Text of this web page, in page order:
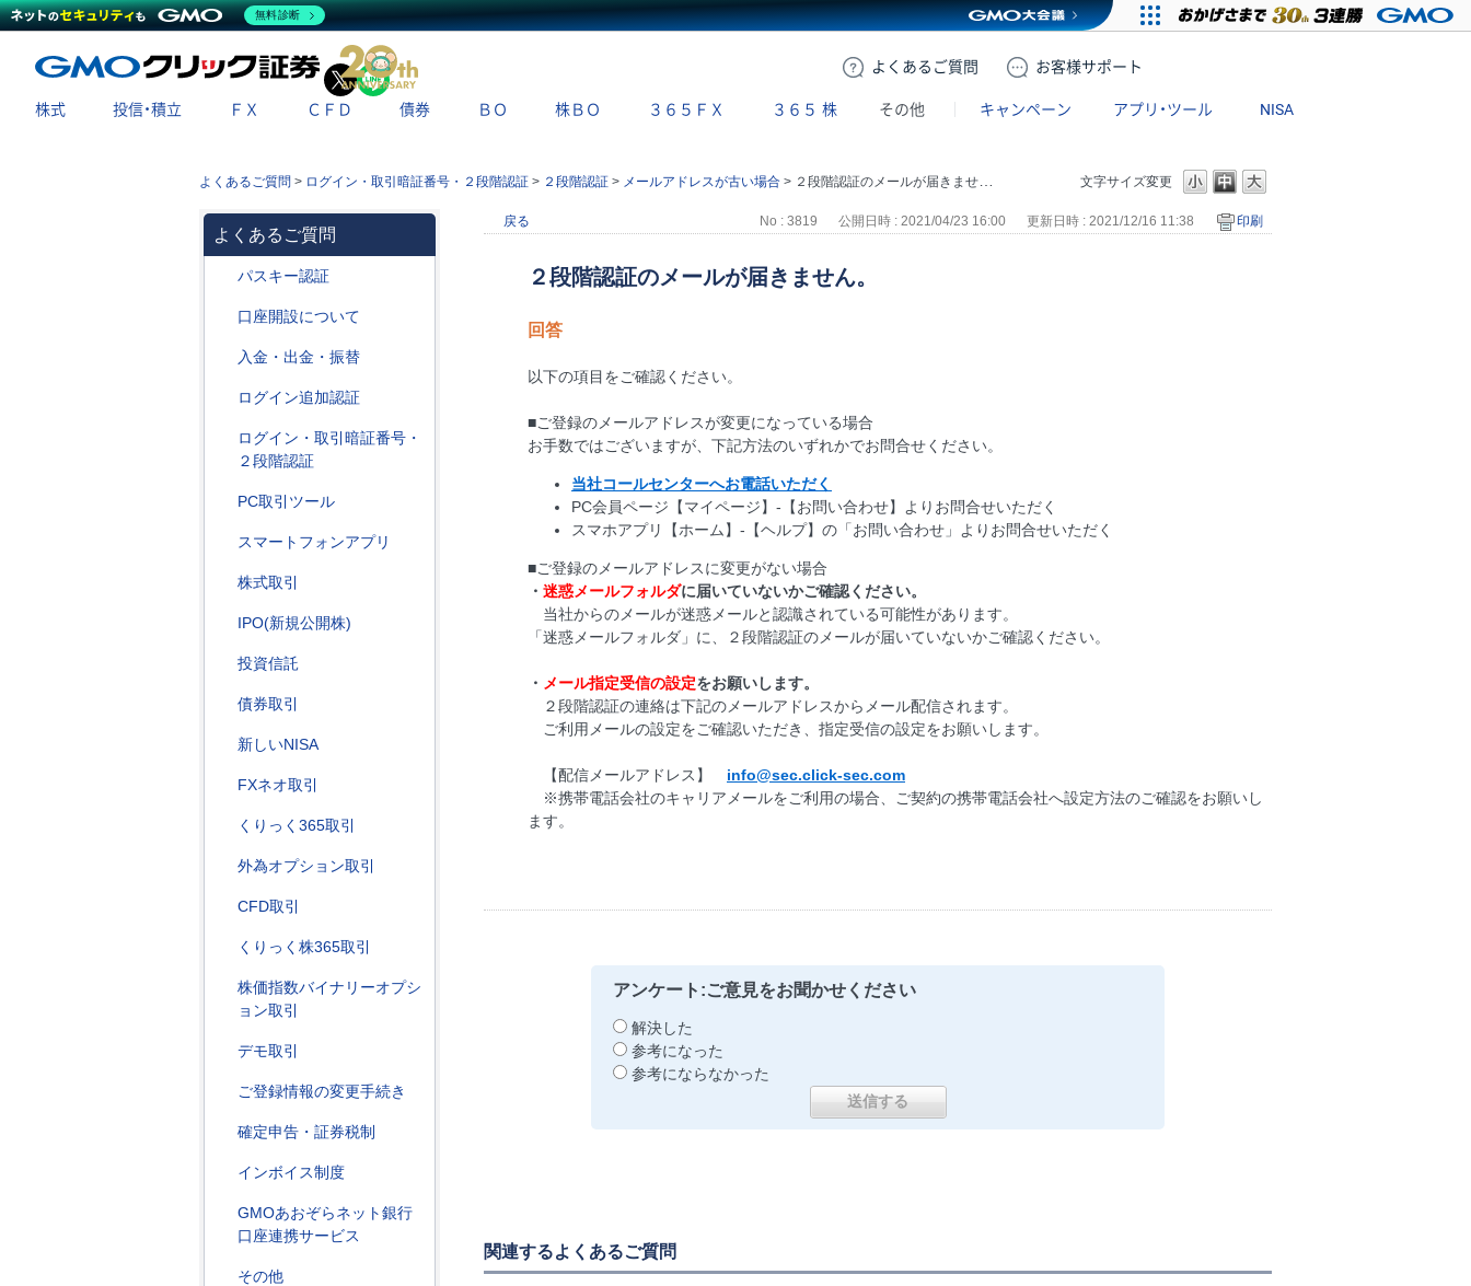
よくある ご質問 お客様サポート
X
株式 投信・積立 ＦＸ ＣＦＤ 債券 ＢＯ 株ＢＯ ３６５ＦＸ ３６５ 株 その他 キャンペーン アプリ・ツール NISA
文字サイズ変更
よくあるご質問 > ログイン・取引暗証番号・２段階認証 > ２段階認証 > メールアドレスが古い場合 > ２段階認証のメールが届きません。
よくあるご質問
パスキー認証
口座開設について
入金・出金・振替
ログイン追加認証
ログイン・取引暗証番号・
２段階認証
PC取引ツール
スマートフォンアプリ
株式取引
IPO(新規公開株)
投資信託
債券取引
新しいNISA
FXネオ取引
くりっく365取引
外為オプション取引
CFD取引
くりっく株365取引
株価指数バイナリーオプシ
ョン取引
デモ取引
ご登録情報の変更手続き
確定申告・証券税制
インボイス制度
GMOあおぞらネット銀行
口座連携サービス
その他
戻る No : 3819 公開日時 : 2021/04/23 16:00 更新日時 : 2021/12/16 11:38 印刷
２段階認証のメールが届きません。
回答
以下の項目をご確認ください。
■ご登録のメールアドレスが変更になっている場合
お手数ではございますが、下記方法のいずれかでお問合せください。
当社コールセンターへお電話いただく
PC会員ページ【マイページ】‐【お問い合わせ】よりお問合せいただく
スマホアプリ【ホーム】‐【ヘルプ】の「お問い合わせ」よりお問合せいただく
■ご登録のメールアドレスに変更がない場合
・ 迷惑メールフォルダに届いていないかご確認ください。
当社からのメールが迷惑メールと認識されている可能性があります。
「迷惑メールフォルダ」に、２段階認証のメールが届いていないかご確認ください。
・ メール指定受信の設定をお願いします。
２段階認証の連絡は下記のメールアドレスからメール配信されます。
ご利用メールの設定をご確認いただき、指定受信の設定をお願いします。
【配信メールアドレス】
info@sec.click-sec.com
※携帯電話会社のキャリアメールをご利用の場合、ご契約の携帯電話会社へ設定方法のご確認をお願いし
ます。
アンケート:ご意見をお聞かせください
解決した
参考になった
参考にならなかった
関連するよくあるご質問
無料診断